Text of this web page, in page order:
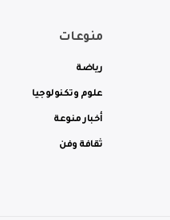
منوعات
رياضة
علوم وتكنولوجيا
أخبار منوعة
ثقافة وفن